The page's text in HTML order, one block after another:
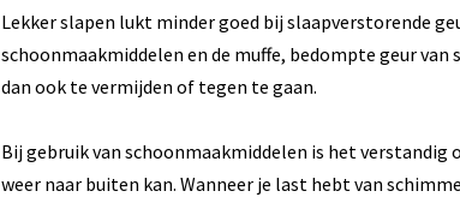
Lekker slapen lukt minder goed bij slaapverstorende
schoonmaakmiddelen en de muffe, bedompte geur
dan ook te vermijden of tegen te gaan.
Bij gebruik van schoonmaakmiddelen is het
weer naar buiten kan. Wanneer je last hebt van